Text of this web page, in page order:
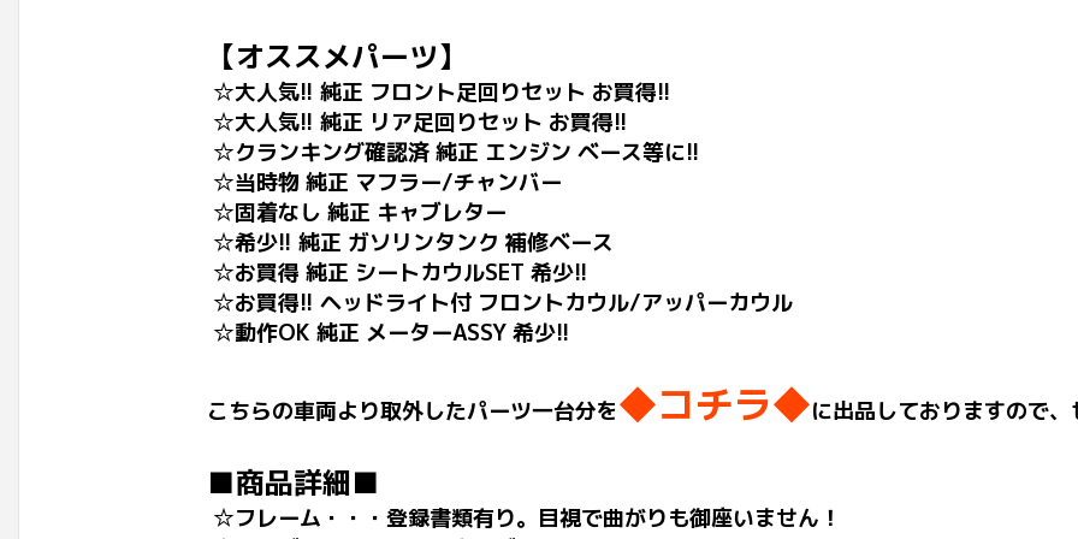
【オススメパーツ】
☆大人気!! 純正 フロント足回りセット お買得!!
☆大人気!! 純正 リア足回りセット お買得!!
☆クランキング確認済 純正 エンジン ベース等に!!
☆当時物 純正 マフラー/チャンバー
☆固着なし 純正 キャブレター
☆希少!! 純正 ガソリンタンク 補修ベース
☆お買得 純正 シートカウルSET 希少!!
☆お買得!! ヘッドライト付 フロントカウル/アッパーカウル
☆動作OK 純正 メーターASSY 希少!!
こちらの車両より取外したパーツ一台分を◆コチラ◆に出品しておりますので、
■商品詳細■
☆フレーム・・・登録書類有り。目視で曲がりも御座いません！